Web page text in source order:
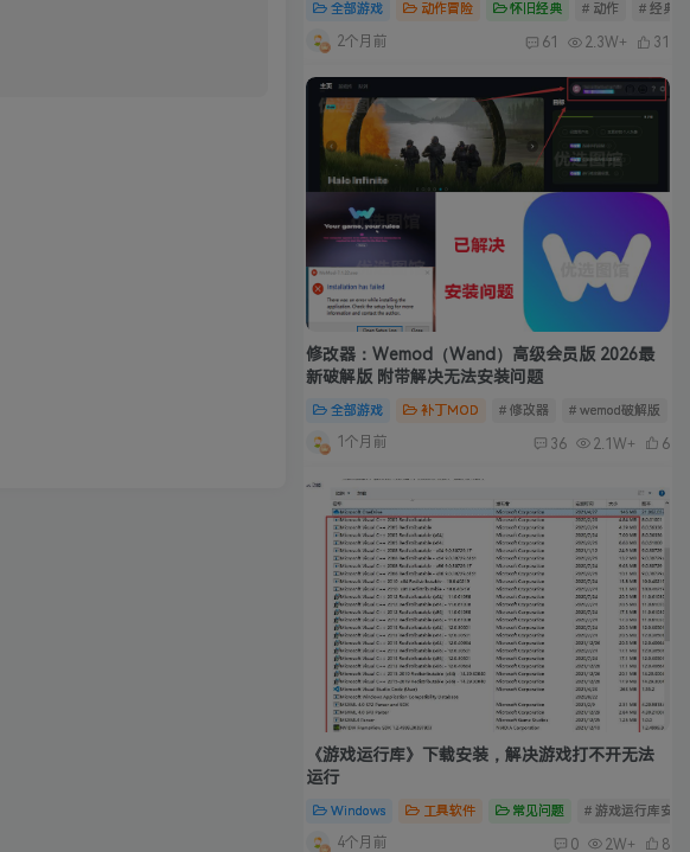
全部游戏 动作冒险 怀旧经典 # 动作 # 经典
2个月前 61 2.3W+ 31
修改器：Wemod（Wand）高级会员版 2026最
新破解版 附带解决无法安装问题
全部游戏 补丁MOD # 修改器 # wemod破解版
1个月前 36 2.1W+ 6
《游戏运行库》下载安装，解决游戏打不开无法
运行
Windows 工具软件 常见问题 # 游戏运行库安装
4个月前 0 2W+ 8